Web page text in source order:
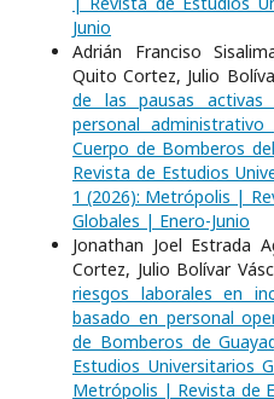
Junio
Adrián Franciso
Quito Cortez, Julio
de las pausas
personal
Cuerpo de Bomberos
Revista de Estudios
1 (2026): Metrópolis |
Globales | Enero-Junio
Jonathan Joel Estrada
Cortez, Julio Bolívar
riesgos laborales en
basado en personal
de Bomberos de
Estudios Universitarios
Metrópolis | Revista de